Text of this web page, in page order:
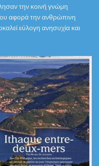
την κοινή γνώμη
αφορά την ανθρώπινη
εύλογη ανησυχία και